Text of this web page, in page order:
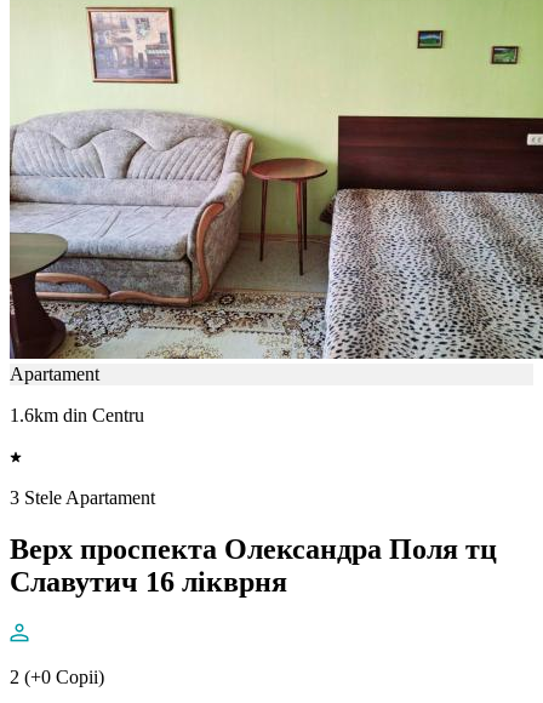
Apartament
1.6km din Centru
3 Stele Apartament
Верх проспекта Олександра Поля тц
Славутич 16 лікврня
2 (+0 Copii)